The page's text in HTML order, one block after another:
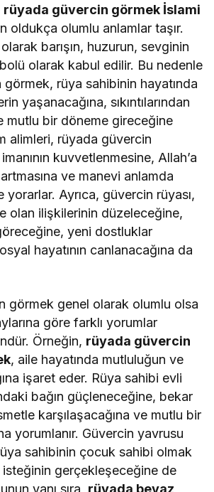
rüyada güvercin görmek İslami
oldukça olumlu anlamlar taşır.
barışın, huzurun, sevginin
olarak kabul edilir. Bu nedenle
rüya sahibinin hayatında
yaşanacağına, sıkıntılarından
mutlu bir döneme gireceğine
alimleri, rüyada güvercin
kuvvetlenmesine, Allah’a
artmasına ve manevi anlamda
yorarlar. Ayrıca, güvercin rüyası,
olan ilişkilerinin düzeleceğine,
yeni dostluklar
hayatının canlanacağına da
görmek genel olarak olumlu olsa
göre farklı yorumlar
Örneğin, rüyada güvercin
, aile hayatında mutluluğun ve
işaret eder. Rüya sahibi evli
bağın güçleneceğine, bekar
karşılaşacağına ve mutlu bir
yorumlanır. Güvercin yavrusu
sahibinin çocuk sahibi olmak
gerçekleşeceğine de
yanı sıra, rüyada beyaz